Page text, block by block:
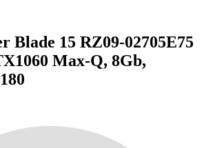
Blade 15 RZ09-02705E75
Max-Q, 8Gb,